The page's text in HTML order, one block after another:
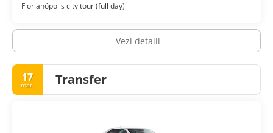
Florianópolis city tour (full day)
Vezi detalii
17
mar. Transfer